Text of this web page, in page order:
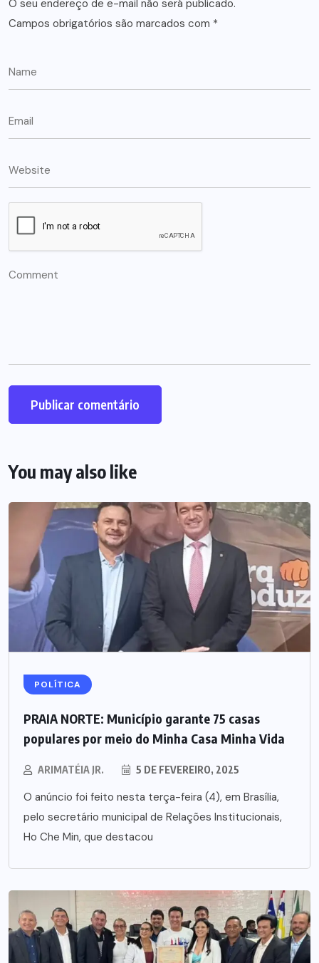
O seu endereço de e-mail não será publicado.
Campos obrigatórios são marcados com *
You may also like
POLÍTICA
PRAIA NORTE: Município garante 75 casas
populares por meio do Minha Casa Minha Vida
ARIMATÉIA JR. 5 DE FEVEREIRO, 2025
O anúncio foi feito nesta terça-feira (4), em Brasília,
pelo secretário municipal de Relações Institucionais,
Ho Che Min, que destacou